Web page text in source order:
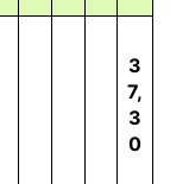
3
7,
3
0